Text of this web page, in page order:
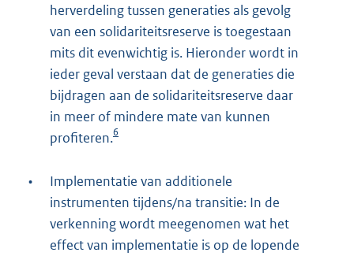
herverdeling tussen generaties als gevolg
van een solidariteitsreserve is toegestaan
mits dit evenwichtig is. Hieronder wordt in
ieder geval verstaan dat de generaties die
bijdragen aan de solidariteitsreserve daar
in meer of mindere mate van kunnen
profiteren.6
•
Implementatie van additionele
instrumenten tijdens/na transitie: In de
verkenning wordt meegenomen wat het
effect van implementatie is op de lopende